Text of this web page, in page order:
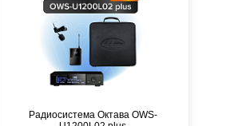
Радиосистема Октава OWS-